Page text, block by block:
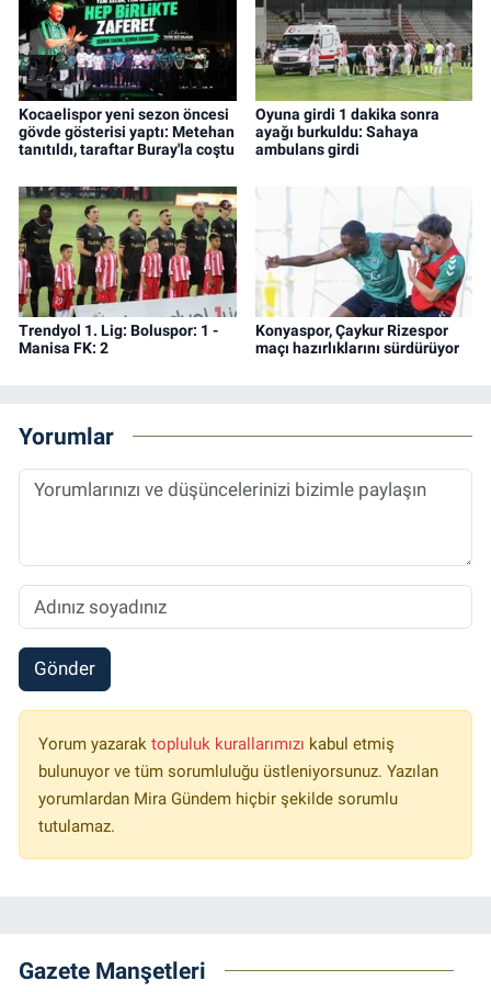
Kocaelispor yeni sezon öncesi
gövde gösterisi yaptı: Metehan
tanıtıldı, taraftar Buray'la coştu
Oyuna girdi 1 dakika sonra
ayağı burkuldu: Sahaya
ambulans girdi
Trendyol 1. Lig: Boluspor: 1 -
Manisa FK: 2
Konyaspor, Çaykur Rizespor
maçı hazırlıklarını sürdürüyor
Yorumlar
Gönder
Yorum yazarak topluluk kurallarımızı kabul etmiş
bulunuyor ve tüm sorumluluğu üstleniyorsunuz. Yazılan
yorumlardan Mira Gündem hiçbir şekilde sorumlu
tutulamaz.
Gazete Manşetleri